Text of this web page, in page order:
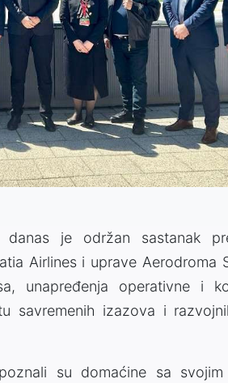
je održan sastanak
Airlines i uprave Aerodroma
unapređenja operativne i
savremenih izazova i
su domaćine sa svojim